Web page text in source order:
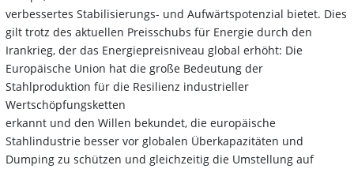
verbessertes Stabilisierungs- und Aufwärtspotenzial bietet. Dies
gilt trotz des aktuellen Preisschubs für Energie durch den
Irankrieg, der das Energiepreisniveau global erhöht: Die
Europäische Union hat die große Bedeutung der
Stahlproduktion für die Resilienz industrieller
Wertschöpfungsketten
erkannt und den Willen bekundet, die europäische
Stahlindustrie besser vor globalen Überkapazitäten und
Dumping zu schützen und gleichzeitig die Umstellung auf